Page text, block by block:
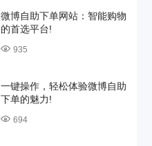
微博自助下单网站：智能购物
的首选平台!
935
一键操作，轻松体验微博自助
下单的魅力!
694